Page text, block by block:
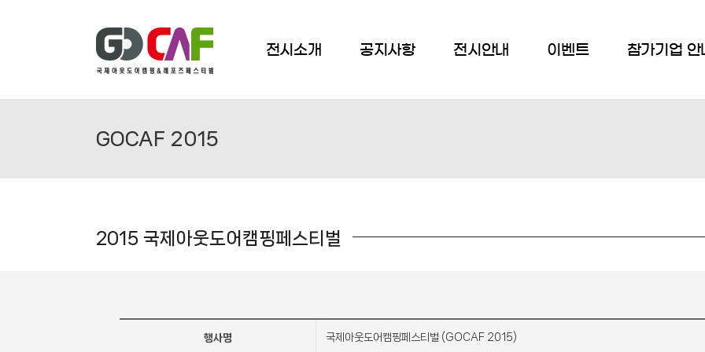
전시소개 공지사항 전시안내 이벤트 참가기업 안
GOCAF 2015
2015 국제아웃도어캠핑페스티벌
행사명 국제아웃도어캠핑페스티벌 (GOCAF 2015)